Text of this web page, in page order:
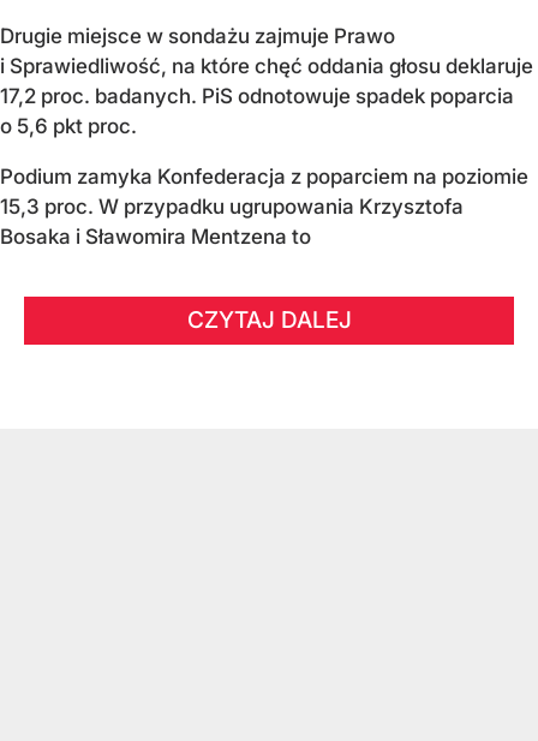
Drugie miejsce w sondażu zajmuje Prawo
i Sprawiedliwość, na które chęć oddania głosu deklaruje
17,2 proc. badanych. PiS odnotowuje spadek poparcia
o 5,6 pkt proc.
Podium zamyka Konfederacja z poparciem na poziomie
15,3 proc. W przypadku ugrupowania Krzysztofa
Bosaka i Sławomira Mentzena to
CZYTAJ DALEJ